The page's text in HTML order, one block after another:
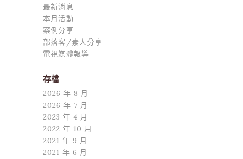
最新消息
本月活動
案例分享
部落客/素人分享
電視媒體報導
存檔
2026 年 8 月
2026 年 7 月
2023 年 4 月
2022 年 10 月
2021 年 9 月
2021 年 6 月